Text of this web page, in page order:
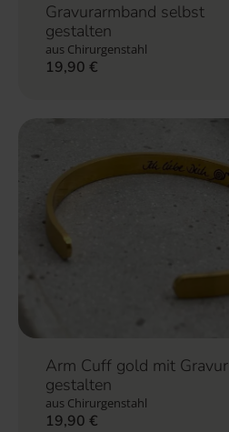
Gravurarmband selbst
gestalten
aus Chirurgenstahl
19,90 €
Arm Cuff gold mit Gravur
gestalten
aus Chirurgenstahl
19,90 €